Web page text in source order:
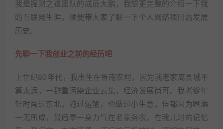
我是掘财之道团队的成员大鹏，我想更完整的介绍一下我
的互联网生涯，顺便带大家了解一下个人网络项目的发展
历史。
先聊一下我创业之前的经历吧
上世纪80年代，我出生在鲁南农村，因为我老家离县城不
算太远，一群重污染企业云集，经济发展尚可。我老爹年
轻时闯过东北，跑过运输，也做过小生意，但都因为嗜酒
一无所成，最后靠一身力气在老家务农。在我儿时的记忆